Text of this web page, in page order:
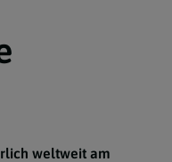
weltweit am